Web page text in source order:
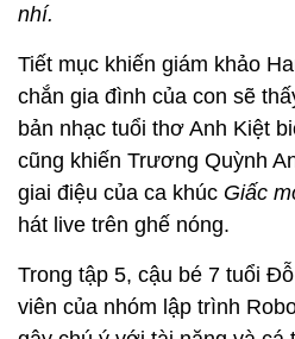
nhí.
Tiết mục khiến giám khảo
chắn gia đình của con sẽ
bản nhạc tuổi thơ Anh Kiệt
cũng khiến Trương Quỳnh
giai điệu của ca khúc Giấc
hát live trên ghế nóng.
Trong tập 5, cậu bé 7 tuổi
viên của nhóm lập trình